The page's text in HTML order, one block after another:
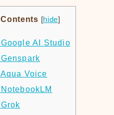
Contents [hide]
Google AI Studio
Genspark
Aqua Voice
NotebookLM
Grok